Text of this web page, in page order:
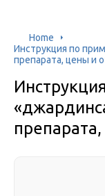
Home
Инструкция по
препарата, цены и